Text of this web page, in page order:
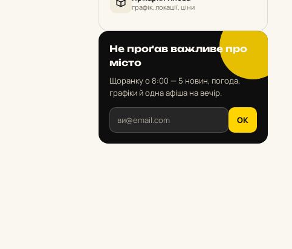
графік, локації, ціни
Не проґав важливе про
місто
Щоранку о 8:00 — 5 новин, погода,
графіки й одна афіша на вечір.
OK